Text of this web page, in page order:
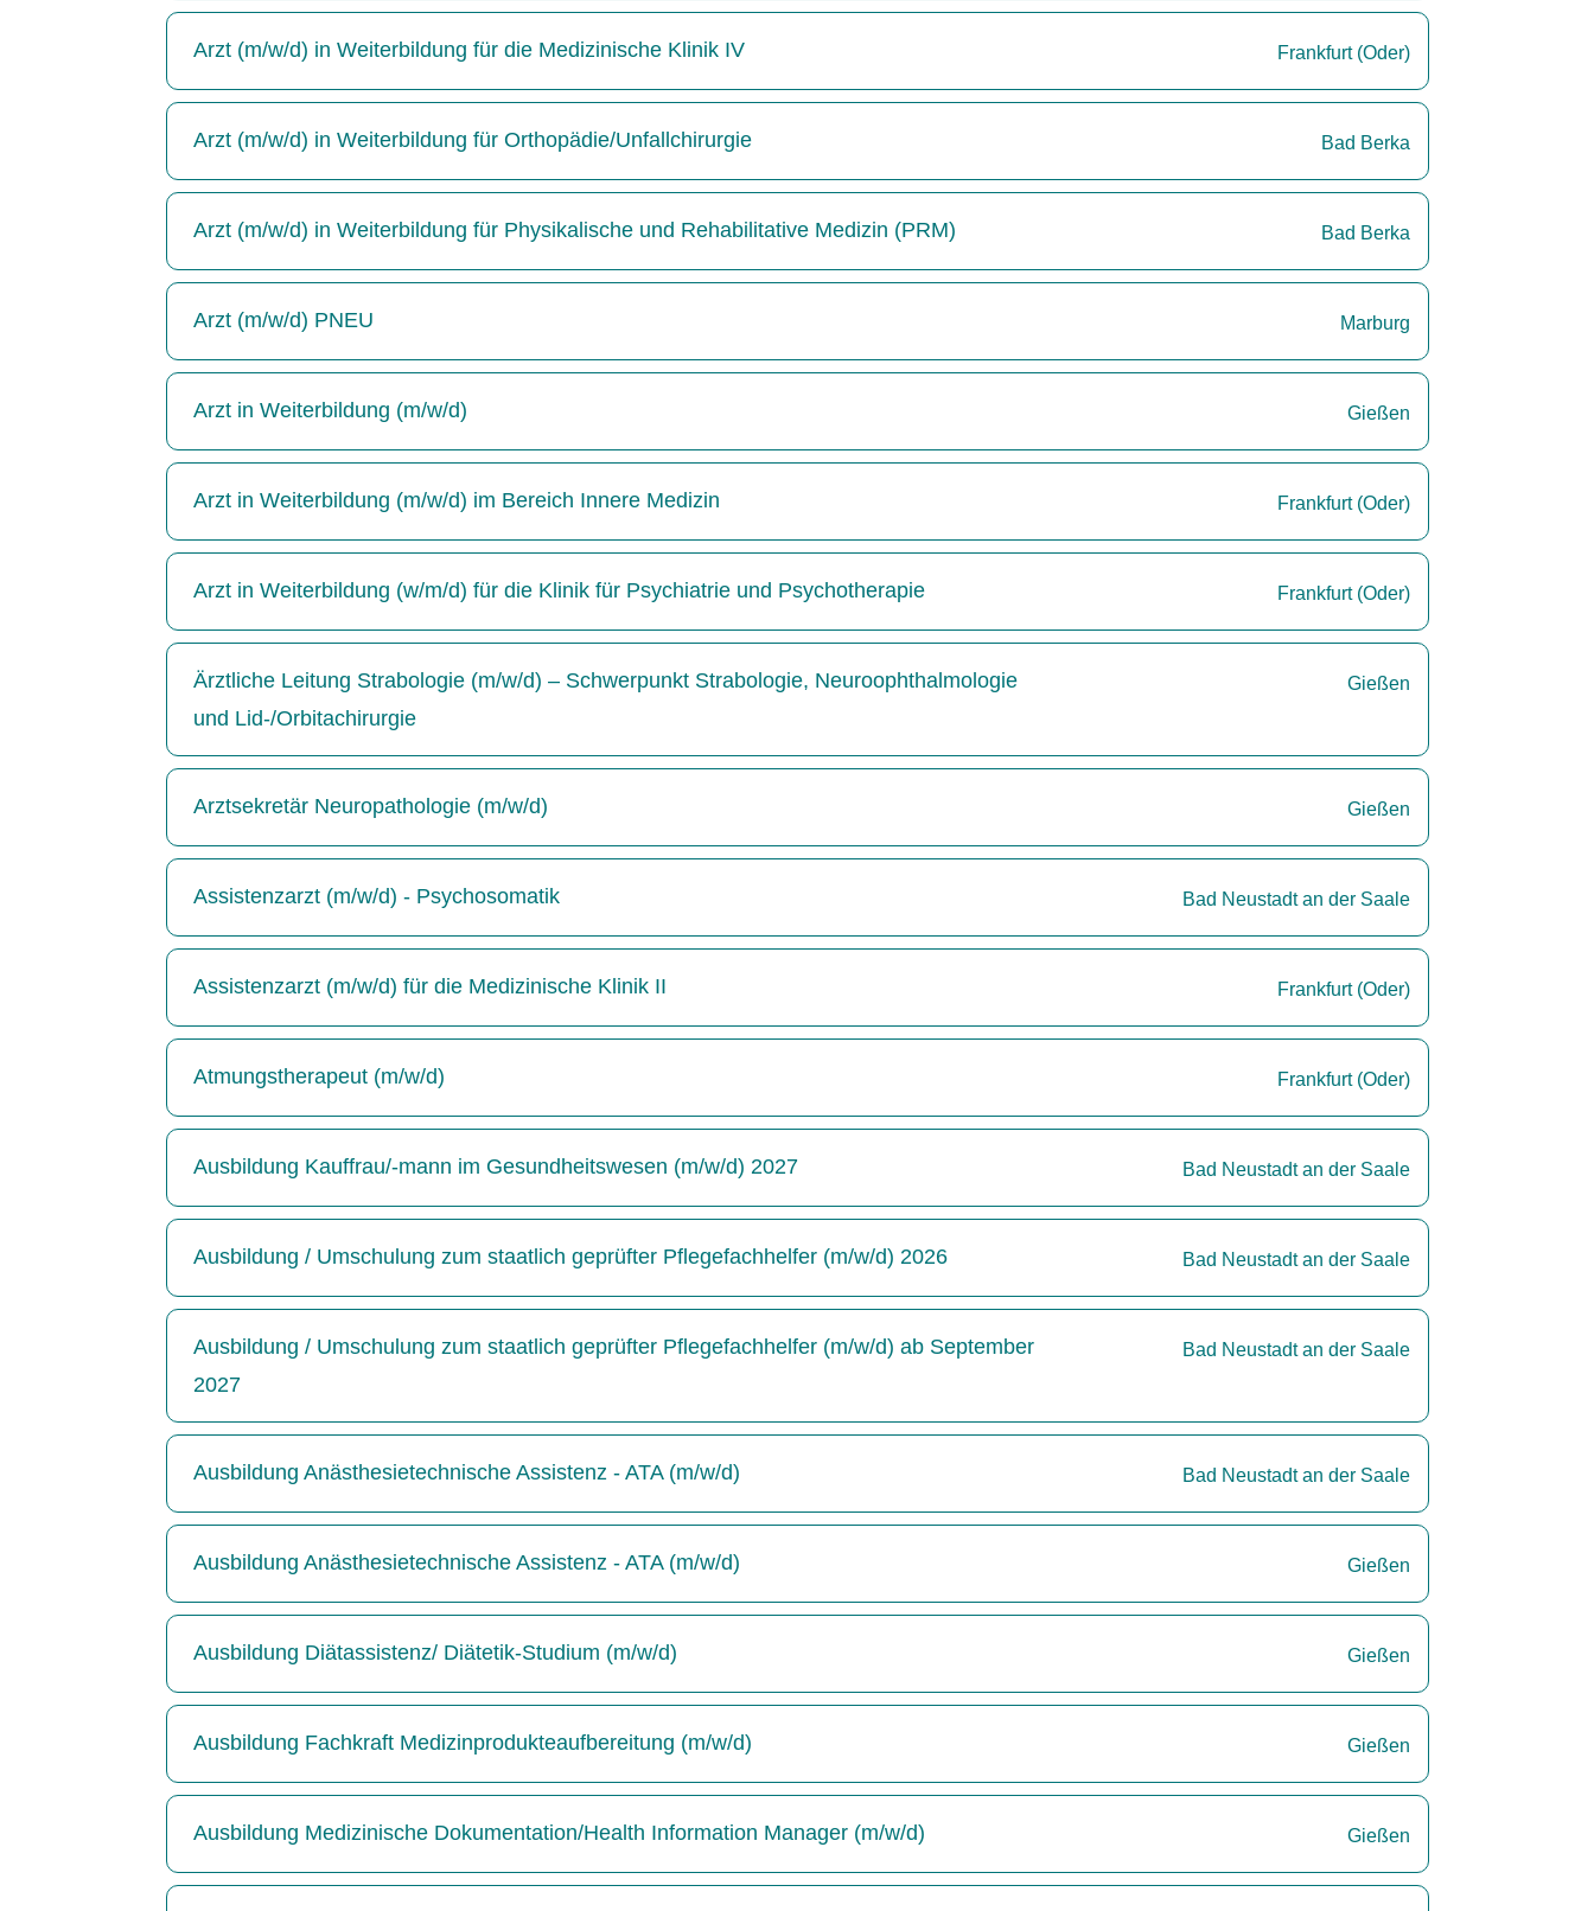
Arzt (m/w/d) in Weiterbildung für die Medizinische Klinik IV Frankfurt (Oder)
Arzt (m/w/d) in Weiterbildung für Orthopädie/Unfallchirurgie Bad Berka
Arzt (m/w/d) in Weiterbildung für Physikalische und Rehabilitative Medizin (PRM) Bad Berka
Arzt (m/w/d) PNEU Marburg
Arzt in Weiterbildung (m/w/d) Gießen
Arzt in Weiterbildung (m/w/d) im Bereich Innere Medizin Frankfurt (Oder)
Arzt in Weiterbildung (w/m/d) für die Klinik für Psychiatrie und Psychotherapie Frankfurt (Oder)
Ärztliche Leitung Strabologie (m/w/d) – Schwerpunkt Strabologie, Neuroophthalmologie
und Lid-/Orbitachirurgie
Gießen
Arztsekretär Neuropathologie (m/w/d) Gießen
Assistenzarzt (m/w/d) - Psychosomatik Bad Neustadt an der Saale
Assistenzarzt (m/w/d) für die Medizinische Klinik II Frankfurt (Oder)
Atmungstherapeut (m/w/d) Frankfurt (Oder)
Ausbildung Kauffrau/-mann im Gesundheitswesen (m/w/d) 2027 Bad Neustadt an der Saale
Ausbildung / Umschulung zum staatlich geprüfter Pflegefachhelfer (m/w/d) 2026 Bad Neustadt an der Saale
Ausbildung / Umschulung zum staatlich geprüfter Pflegefachhelfer (m/w/d) ab September
2027
Bad Neustadt an der Saale
Ausbildung Anästhesietechnische Assistenz - ATA (m/w/d) Bad Neustadt an der Saale
Ausbildung Anästhesietechnische Assistenz - ATA (m/w/d) Gießen
Ausbildung Diätassistenz/ Diätetik-Studium (m/w/d) Gießen
Ausbildung Fachkraft Medizinprodukteaufbereitung (m/w/d) Gießen
Ausbildung Medizinische Dokumentation/Health Information Manager (m/w/d) Gießen